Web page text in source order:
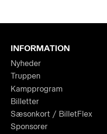
INFORMATION
Nyheder
Truppen
Kampprogram
Billetter
Sæsonkort / BilletFlex
Sponsorer